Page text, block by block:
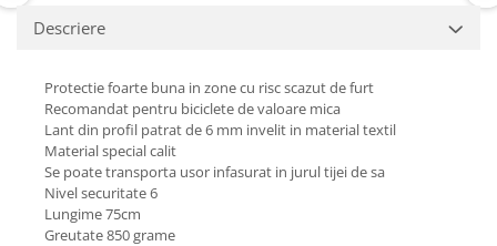
Descriere
Protectie foarte buna in zone cu risc scazut de furt
Recomandat pentru biciclete de valoare mica
Lant din profil patrat de 6 mm invelit in material textil
Material special calit
Se poate transporta usor infasurat in jurul tijei de sa
Nivel securitate 6
Lungime 75cm
Greutate 850 grame